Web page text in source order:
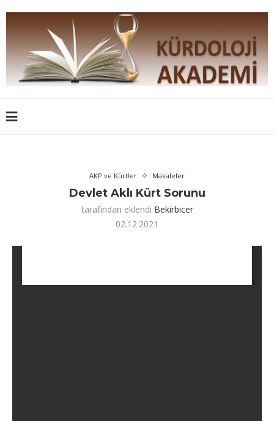
AKP ve Kürtler Makaleler
Devlet Aklı Kürt Sorunu
tarafından eklendi Bekirbicer
02.12.2021